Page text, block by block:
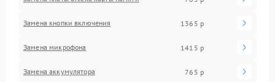
Замена кнопки включения 1365 р
Замена микрофона 1415 р
Замена аккумулятора 765 р